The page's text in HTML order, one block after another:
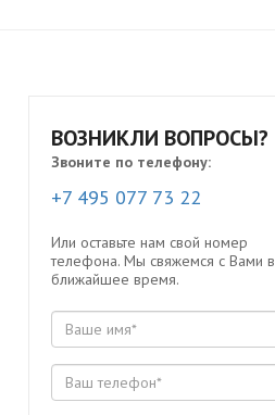
ВОЗНИКЛИ ВОПРОСЫ?
Звоните по телефону:
+7 495 077 73 22
Или оставьте нам свой номер
телефона. Мы свяжемся с Вами в
ближайшее время.